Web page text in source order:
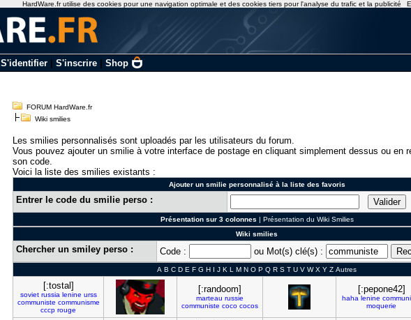
S'identifier| S'inscrire| Shop
FORUM HardWare.fr
Wiki smilies
Les smilies personnalisés sont uploadés par les utilisateurs du forum.
Vous pouvez ajouter un smilie à votre interface de postage en cliquant simplement dessus ou en
son code.
Voici la liste des smilies existants :
Ajouter un smilie personnalisé à la liste des favoris
Entrer le code du smilie perso :
Présentation sur 3 colonnes | Présentation du Wiki Smilies
Wiki smilies
Chercher un smiley perso : Code : ou Mot(s) clé(s) :
A B C D E F G H I J K L M N O P Q R S T U V W X Y Z Autres
[:tostal]
soviet russia lenine urss
communiste communisme
cccp rouge
[:randoom]
marteau russie
communiste coco cocos
[:pepone42]
haha lenine
moquerie
HardWare.fr utilise des cookies pour une navigation optimale et des cookies tiers pour l'analyse du trafic et la publicité